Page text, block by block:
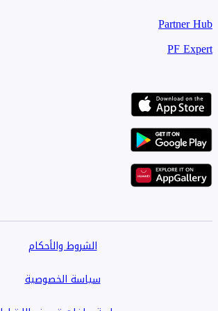
Partner Hub
PF Expert
الشروط والأحكام
سياسة الخصوصية